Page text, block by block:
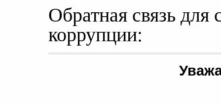
Обратная связь
коррупции: